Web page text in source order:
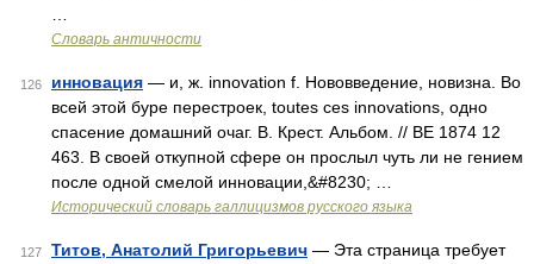
Словарь античности
126 инновация — и, ж. innovation f. Нововведение, новизна. Во
всей этой буре перестроек, toutes ces innovations, одно
спасение домашний очаг. В. Крест. Альбом. // ВЕ 1874 12
463. В своей откупной сфере он прослыл чуть ли не гением
после одной смелой инновации,&#8230; …
Исторический словарь галлицизмов русского языка
127 Титов, Анатолий Григорьевич — Эта страница требует